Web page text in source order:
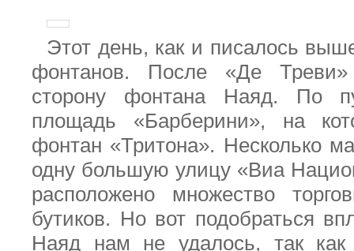
Этот день, как и писалось
фонтанов. После «Де
сторону фонтана Наяд. По
площадь «Барберини», на
фонтан «Тритона». Несколько
одну большую улицу «Виа
расположено множество
бутиков. Но вот подобраться
Наяд нам не удалось, так как